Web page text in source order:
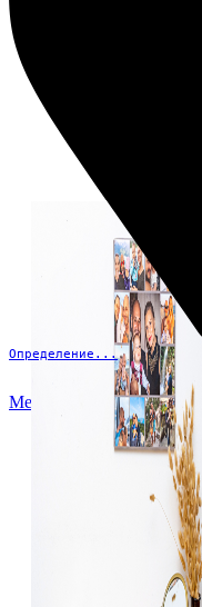
Определение...
Меню